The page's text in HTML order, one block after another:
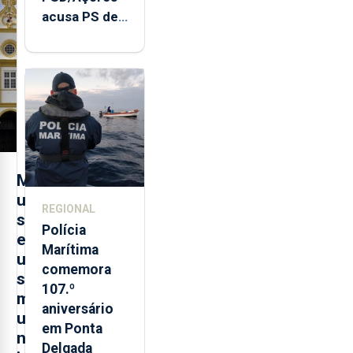
M
u
s
e
u
s
m
u
n
acusa PS de
contraditória"
sobre
evolução
turística
REGIONAL
Polícia
Marítima
comemora
107.º
aniversário
em Ponta
Delgada